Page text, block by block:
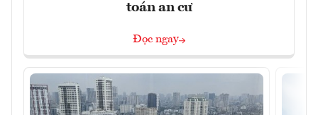
toán an cư
Đọc ngay